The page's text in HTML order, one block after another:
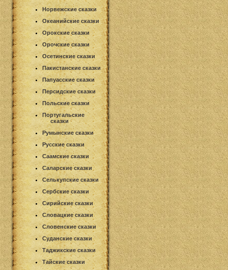
Норвежские сказки
Океанийские сказки
Орокские сказки
Орочские сказки
Осетинские сказки
Пакистанские сказки
Папуасские сказки
Персидские сказки
Польские сказки
Португальские
сказки
Румынские сказки
Русские сказки
Саамские сказки
Саларские сказки
Селькупские сказки
Сербские сказки
Сирийские сказки
Словацкие сказки
Словенские сказки
Суданские сказки
Таджикские сказки
Тайские сказки